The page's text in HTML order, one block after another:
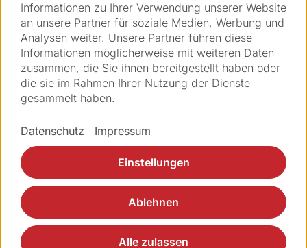
Produkte
Applikationen
Services
Über Ziemer
Impressum Legal GTC GTCP Datenschutz
Informationen zu Ihrer Verwendung unserer Website
an unsere Partner für soziale Medien, Werbung und
Analysen weiter. Unsere Partner führen diese
Informationen möglicherweise mit weiteren Daten
zusammen, die Sie ihnen bereitgestellt haben oder
die sie im Rahmen Ihrer Nutzung der Dienste
gesammelt haben.
Datenschutz Impressum
Einstellungen
Ablehnen
Alle zulassen